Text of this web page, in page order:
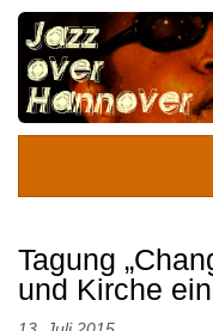
Tagung
und Kirche